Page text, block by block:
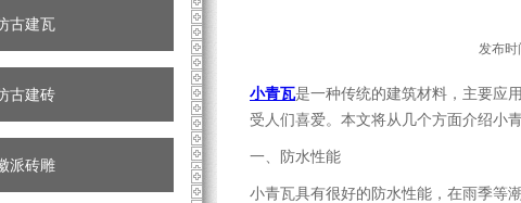
古建瓦
古建砖
派砖雕
发布
小青瓦是一种传统的建筑材料，主要应
受人们喜爱。本文将从几个方面介绍小
一、防水性能
小青瓦具有很好的防水性能，在雨季等